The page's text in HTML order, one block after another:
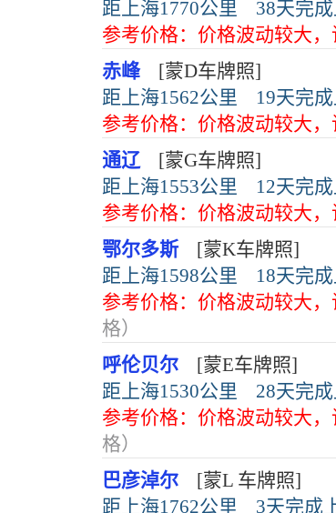
距上海1770公里
38天完
参考价格：价格波动较大
赤峰
[蒙D车牌照]
距上海1562公里
19天完
参考价格：价格波动较大
通辽
[蒙G车牌照]
距上海1553公里
12天完
参考价格：价格波动较大
鄂尔多斯
[蒙K车牌照]
距上海1598公里
18天完
参考价格：价格波动较大
格）
呼伦贝尔
[蒙E车牌照]
距上海1530公里
28天完
参考价格：价格波动较大
格）
巴彦淖尔
[蒙L 车牌照]
距上海1762公里
3天完成